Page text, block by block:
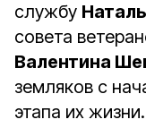
службу
совета
Валентина
земляков с
этапа их